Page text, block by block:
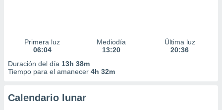
Primera luz
06:04
Mediodía
13:20
Última luz
20:36
Duración del día 13h 38m
Tiempo para el amanecer 4h 32m
Calendario lunar